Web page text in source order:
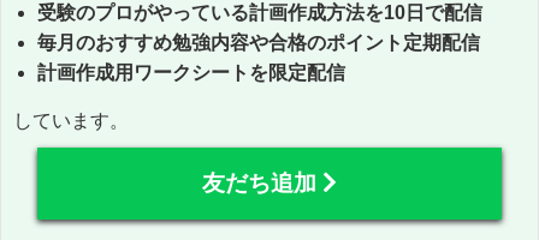
受験のプロがやっている計画作成方法を10日で配信
毎月のおすすめ勉強内容や合格のポイント定期配信
計画作成用ワークシートを限定配信
しています。
友だち追加